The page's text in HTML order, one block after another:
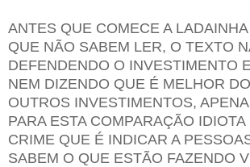
ANTES QUE COMECE A
QUE NÃO SABEM LER, O TEXTO
DEFENDENDO O INVESTIMENTO
NEM DIZENDO QUE É MELHOR
OUTROS INVESTIMENTOS,
PARA ESTA COMPARAÇÃO IDIOTA
CRIME QUE É INDICAR A
SABEM O QUE ESTÃO FAZENDO